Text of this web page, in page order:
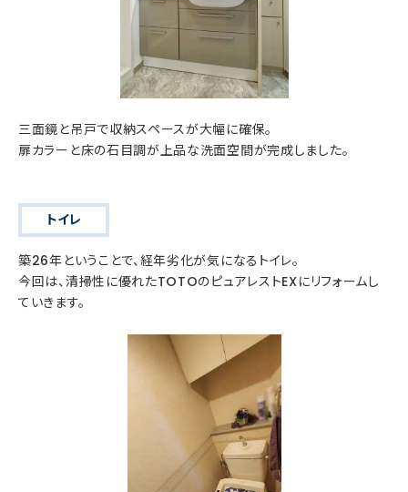
三面鏡と吊戸で収納スペースが大幅に確保。
扉カラーと床の石目調が上品な洗面空間が完成しました。
トイレ
築26年ということで、経年劣化が気になるトイレ。
今回は、清掃性に優れたTOTOのピュアレストEXにリフォームし
ていきます。